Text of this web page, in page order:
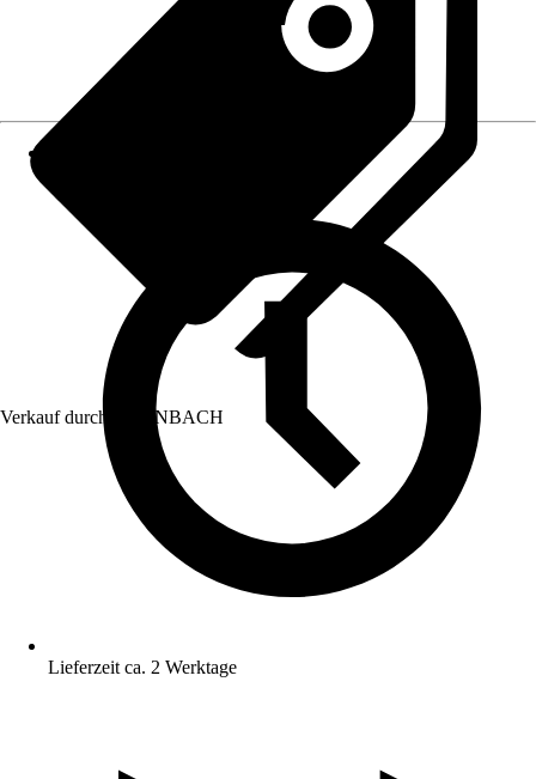
Verkauf durch: HORNBACH
Lieferzeit ca. 2 Werktage